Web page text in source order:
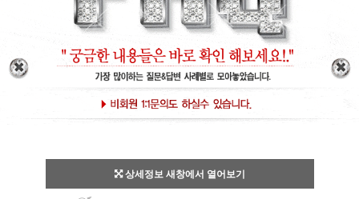
상세정보 새창에서 열어보기